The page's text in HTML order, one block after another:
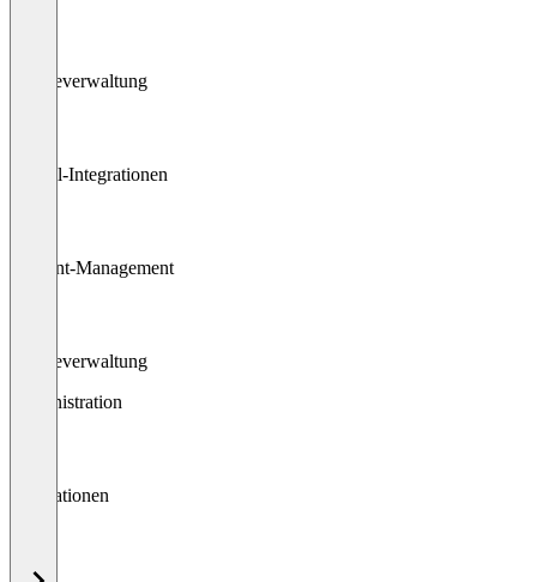
Rechteverwaltung
E-Mail-Integrationen
Content-Management
Rechteverwaltung
Administration
Integrationen